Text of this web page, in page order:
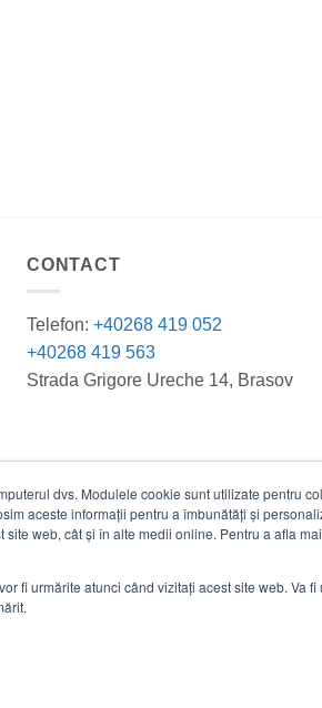
dvs. Modulele cookie sunt utilizate pentru
aceste informații pentru a îmbunătăți și
web, cât și în alte medii online. Pentru a afla
fi urmărite atunci când vizitați acest site web. Va
CONTACT
Telefon: +40268 419 052
+40268 419 563
Strada Grigore Ureche 14, Brasov